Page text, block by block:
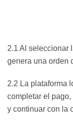
2.1 Al seleccionar
genera una orden
2.2 La plataforma
completar el
y continuar con la